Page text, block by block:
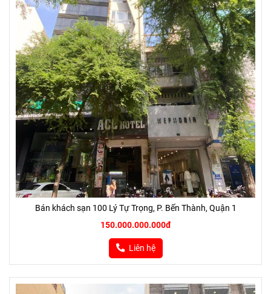
Bán khách sạn 100 Lý Tự Trọng, P. Bến Thành, Quận 1
150.000.000.000đ
Liên hệ